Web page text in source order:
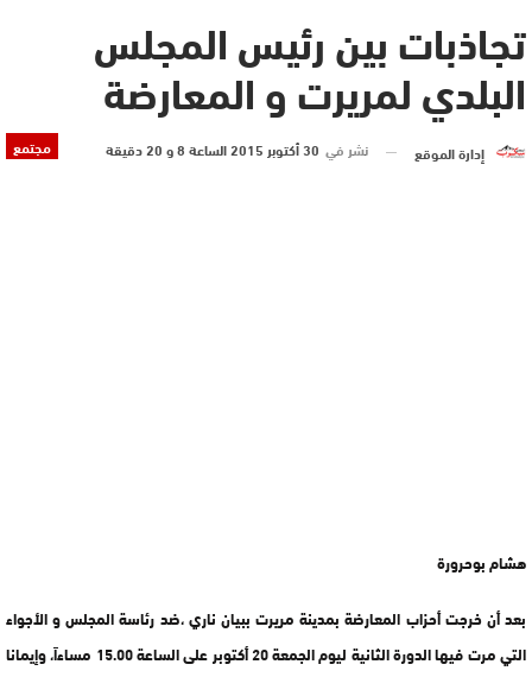
تجاذبات بين رئيس المجلس
البلدي لمريرت و المعارضة
مجتمع إدارة الموقع نشر في 30 أكتوبر 2015 الساعة 8 و 20 دقيقة
هشام بوحرورة
بعد أن خرجت أحزاب المعارضة بمدينة مريرت ببيان ناري ،ضد رئاسة المجلس و الأجواء
التي مرت فيها الدورة الثانية ليوم الجمعة 20 أكتوبر على الساعة 15.00 مساءاً، وإيمانا